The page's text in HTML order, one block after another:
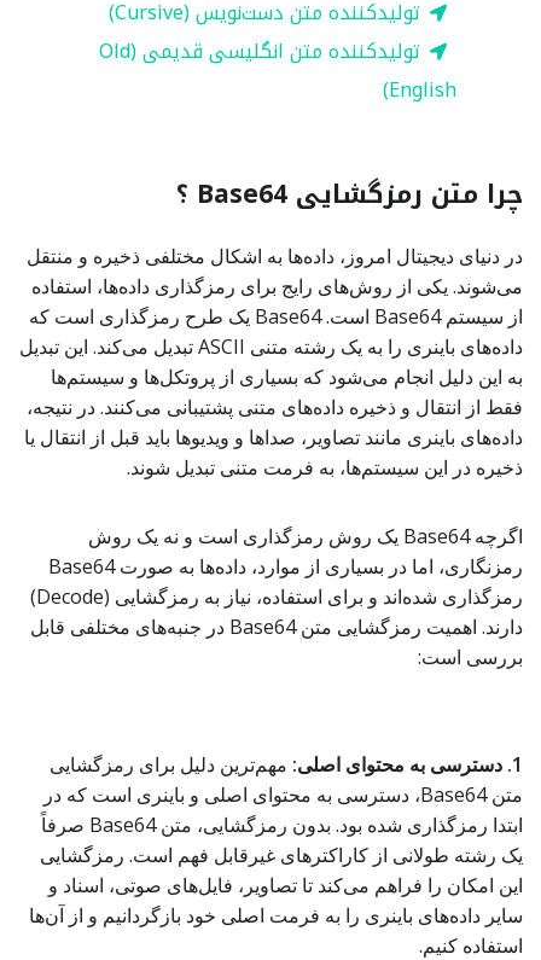
تولیدکننده متن دست‌نویس (Cursive)
تولیدکننده متن انگلیسی قدیمی (Old
English)
چرا متن رمزگشایی Base64 ؟
در دنیای دیجیتال امروز، داده‌ها به اشکال مختلفی ذخیره و منتقل
می‌شوند. یکی از روش‌های رایج برای رمزگذاری داده‌ها، استفاده
از سیستم Base64 است. Base64 یک طرح رمزگذاری است که
داده‌های باینری را به یک رشته متنی ASCII تبدیل می‌کند. این تبدیل
به این دلیل انجام می‌شود که بسیاری از پروتکل‌ها و سیستم‌ها
فقط از انتقال و ذخیره داده‌های متنی پشتیبانی می‌کنند. در نتیجه،
داده‌های باینری مانند تصاویر، صداها و ویدیوها باید قبل از انتقال یا
ذخیره در این سیستم‌ها، به فرمت متنی تبدیل شوند.
اگرچه Base64 یک روش رمزگذاری است و نه یک روش
رمزنگاری، اما در بسیاری از موارد، داده‌ها به صورت Base64
رمزگذاری شده‌اند و برای استفاده، نیاز به رمزگشایی (Decode)
دارند. اهمیت رمزگشایی متن Base64 در جنبه‌های مختلفی قابل
بررسی است:
1. دسترسی به محتوای اصلی:
مهم‌ترین دلیل برای رمزگشایی
متن Base64، دسترسی به محتوای اصلی و باینری است که در
ابتدا رمزگذاری شده بود. بدون رمزگشایی، متن Base64 صرفاً
یک رشته طولانی از کاراکترهای غیرقابل فهم است. رمزگشایی
این امکان را فراهم می‌کند تا تصاویر، فایل‌های صوتی، اسناد و
سایر داده‌های باینری را به فرمت اصلی خود بازگردانیم و از آن‌ها
استفاده کنیم.